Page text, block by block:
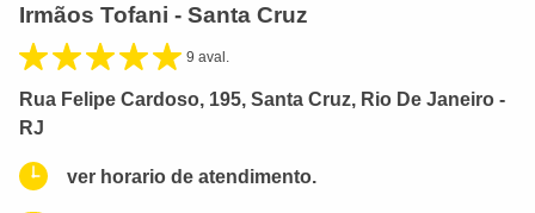
Irmãos Tofani - Santa Cruz
9 aval.
Rua Felipe Cardoso, 195, Santa Cruz, Rio De Janeiro -
RJ
ver horario de atendimento.